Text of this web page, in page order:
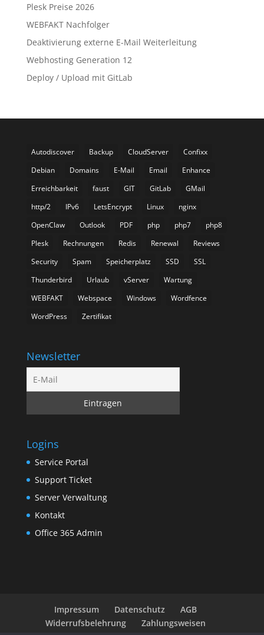
Plesk Preise 2026
WEBFAKT Nachfolger
Deaktivierung externe E-Mail Weiterleitung
Webhosting Generation 12
Deploy / Upload mit GitLab
Autodiscover Backup CloudServer
Confixx
Debian
Domains E-Mail Email
Enhance
Erreichbarkeit
faust GIT GitLab
GMail
http/2
IPv6 LetsEncrypt Linux
nginx
OpenClaw
Outlook PDF php php7
php8
Plesk
Rechnungen Redis Renewal
Reviews
Security
Spam Speicherplatz SSD
SSL
Thunderbird
Urlaub vServer
Wartung
WEBFAKT
Webspace Windows
Wordfence
WordPress
Zertifikat
Newsletter
Logins
Service Portal
Support Ticket
Server Verwaltung
Kontakt
Office 365 Admin
Impressum Datenschutz
AGB
Widerrufsbelehrung
Zahlungsweisen